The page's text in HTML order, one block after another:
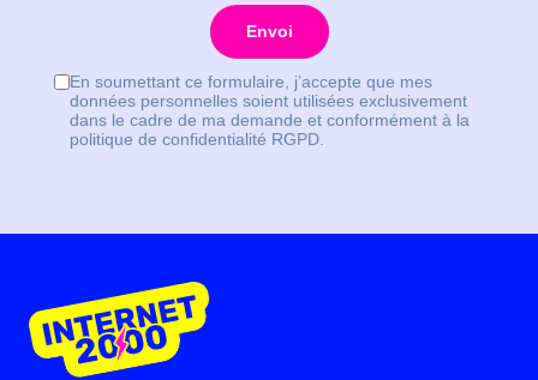
Envoi
En soumettant ce formulaire, j’accepte que mes
données personnelles soient utilisées exclusivement
dans le cadre de ma demande et conformément à la
politique de confidentialité RGPD.